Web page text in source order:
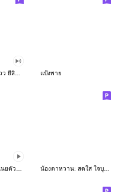
แป้งพาย
น้องตาหวาน: สดใส ใจบุญ (สีพาสเทล)